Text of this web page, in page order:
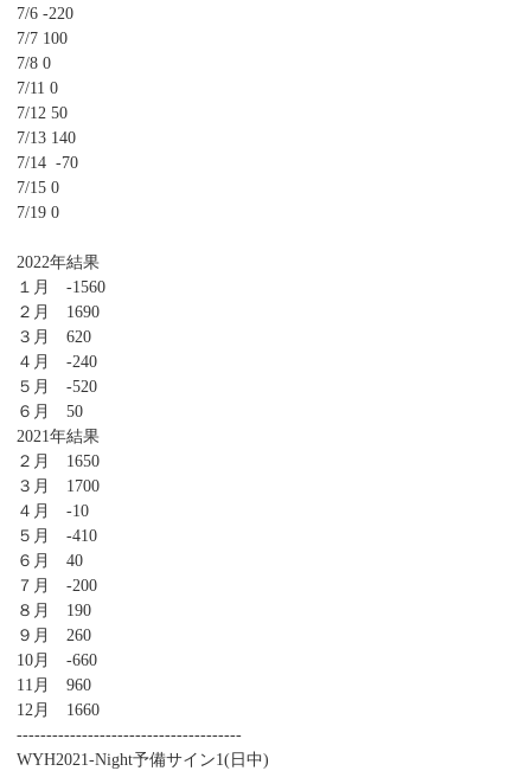
7/6 -220
7/7 100
7/8 0
7/11 0
7/12 50
7/13 140
7/14 -70
7/15 0
7/19 0
2022年結果
１月 -1560
２月 1690
３月 620
４月 -240
５月 -520
６月 50
2021年結果
２月 1650
３月 1700
４月 -10
５月 -410
６月 40
７月 -200
８月 190
９月 260
10月 -660
11月 960
12月 1660
--------------------------------------
WYH2021-Night予備サイン1(日中)